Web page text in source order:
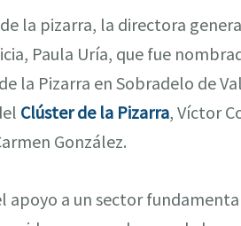
la pizarra, la directora
Paula Uría, que fue
la Pizarra en Sobradelo de
Clúster de la Pizarra, Víctor
González.
apoyo a un sector